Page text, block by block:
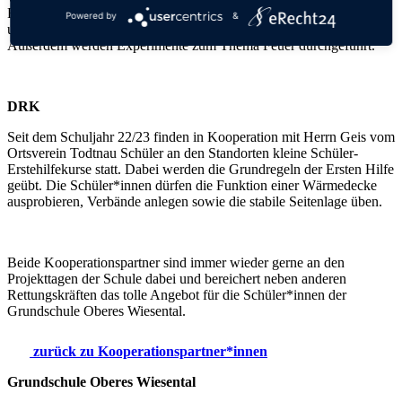
Feuerwehr, die Ausrüstung der Feuerwehrmänner und -frauen, die
unterschiedlichen Fahrzeuge sowie das Feuerlöschen erfahren.
Außerdem werden Experimente zum Thema Feuer durchgeführt.
DRK
Seit dem Schuljahr 22/23 finden in Kooperation mit Herrn Geis vom
Ortsverein Todtnau Schüler an den Standorten kleine Schüler-
Erstehilfekurse statt. Dabei werden die Grundregeln der Ersten Hilfe
geübt. Die Schüler*innen dürfen die Funktion einer Wärmedecke
ausprobieren, Verbände anlegen sowie die stabile Seitenlage üben.
Beide Kooperationspartner sind immer wieder gerne an den
Projekttagen der Schule dabei und bereichert neben anderen
Rettungskräften das tolle Angebot für die Schüler*innen der
Grundschule Oberes Wiesental.
zurück zu Kooperationspartner*innen
Grundschule Oberes Wiesental
Powered by &